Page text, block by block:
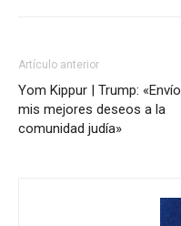
Artículo anterior
Yom Kippur | Trump: «Envío
mis mejores deseos a la
comunidad judía»